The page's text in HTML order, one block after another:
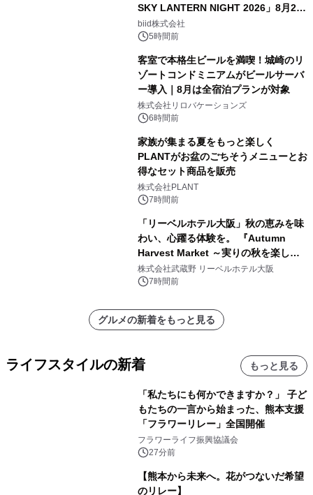
SKY LANTERN NIGHT 2026」8月22
日(土)振替開催＆受付スタート！
biid株式会社
5時間前
客室で本格生ビールを満喫！城崎のリ
ゾートコンドミニアムがビールサーバ
ー導入｜8月は全宿泊プランが対象
株式会社リロバケーションズ
6時間前
家族が集まる夏をもっと楽しく
PLANTがお盆のごちそうメニューとお
得なセット商品を販売
株式会社PLANT
7時間前
「リーベルホテル大阪」秋の恵みを味
わい、心躍る体験を。 『Autumn
Harvest Market ～実りの秋を楽しむ
ディナー&スイーツビュッフェ～』を9
月18日より開催！
株式会社武蔵野 リーベルホテル大阪
7時間前
グルメの新着をもっと見る
ライフスタイルの新着 もっと見る
「私たちにも何かできますか？」 子ど
もたちの一言から始まった、熊本支援
「フラワーリレー」全国開催
フラワーライフ振興協議会
27分前
【熊本から未来へ。花がつないだ希望
のリレー】